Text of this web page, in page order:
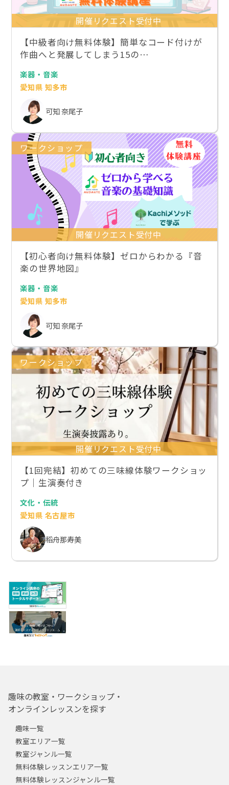
開催リクエスト受付中
【中級者向け無料体験】簡単なコード付けが
作曲へと発展してしまう15の…
楽器・音楽
愛知県 知多市
可知 奈尾子
ワークショップ
開催リクエスト受付中
【初心者向け無料体験】ゼロからわかる『音
楽の世界地図』
楽器・音楽
愛知県 知多市
可知 奈尾子
ワークショップ
開催リクエスト受付中
【1回完結】初めての三味線体験ワークショッ
プ｜生演奏付き
文化・伝統
愛知県 名古屋市
稻舟那寿美
趣味の教室・ワークショップ・
オンラインレッスンを探す
趣味一覧
教室エリア一覧
教室ジャンル一覧
無料体験レッスンエリア一覧
無料体験レッスンジャンル一覧